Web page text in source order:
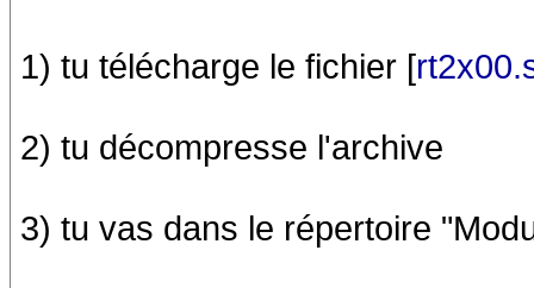
1) tu télécharge le fichier [
2) tu décompresse l'archive
3) tu vas dans le répertoire